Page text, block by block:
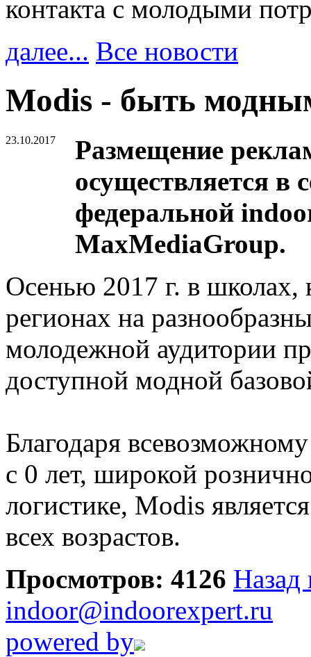
контакта с молодыми
далее... Все новости
Modis - быть
23.10.2017
Размещение
осуществляется в
федеральной
MaxMediaGroup.
Осенью 2017 г. в школах,
регионах на
молодежной аудитории
доступной модной
Благодаря
с 0 лет, широкой
логистике, Modis
всех возрастов.
Просмотров: 4126 Назад
indoor@indoorexpert.ru
powered by